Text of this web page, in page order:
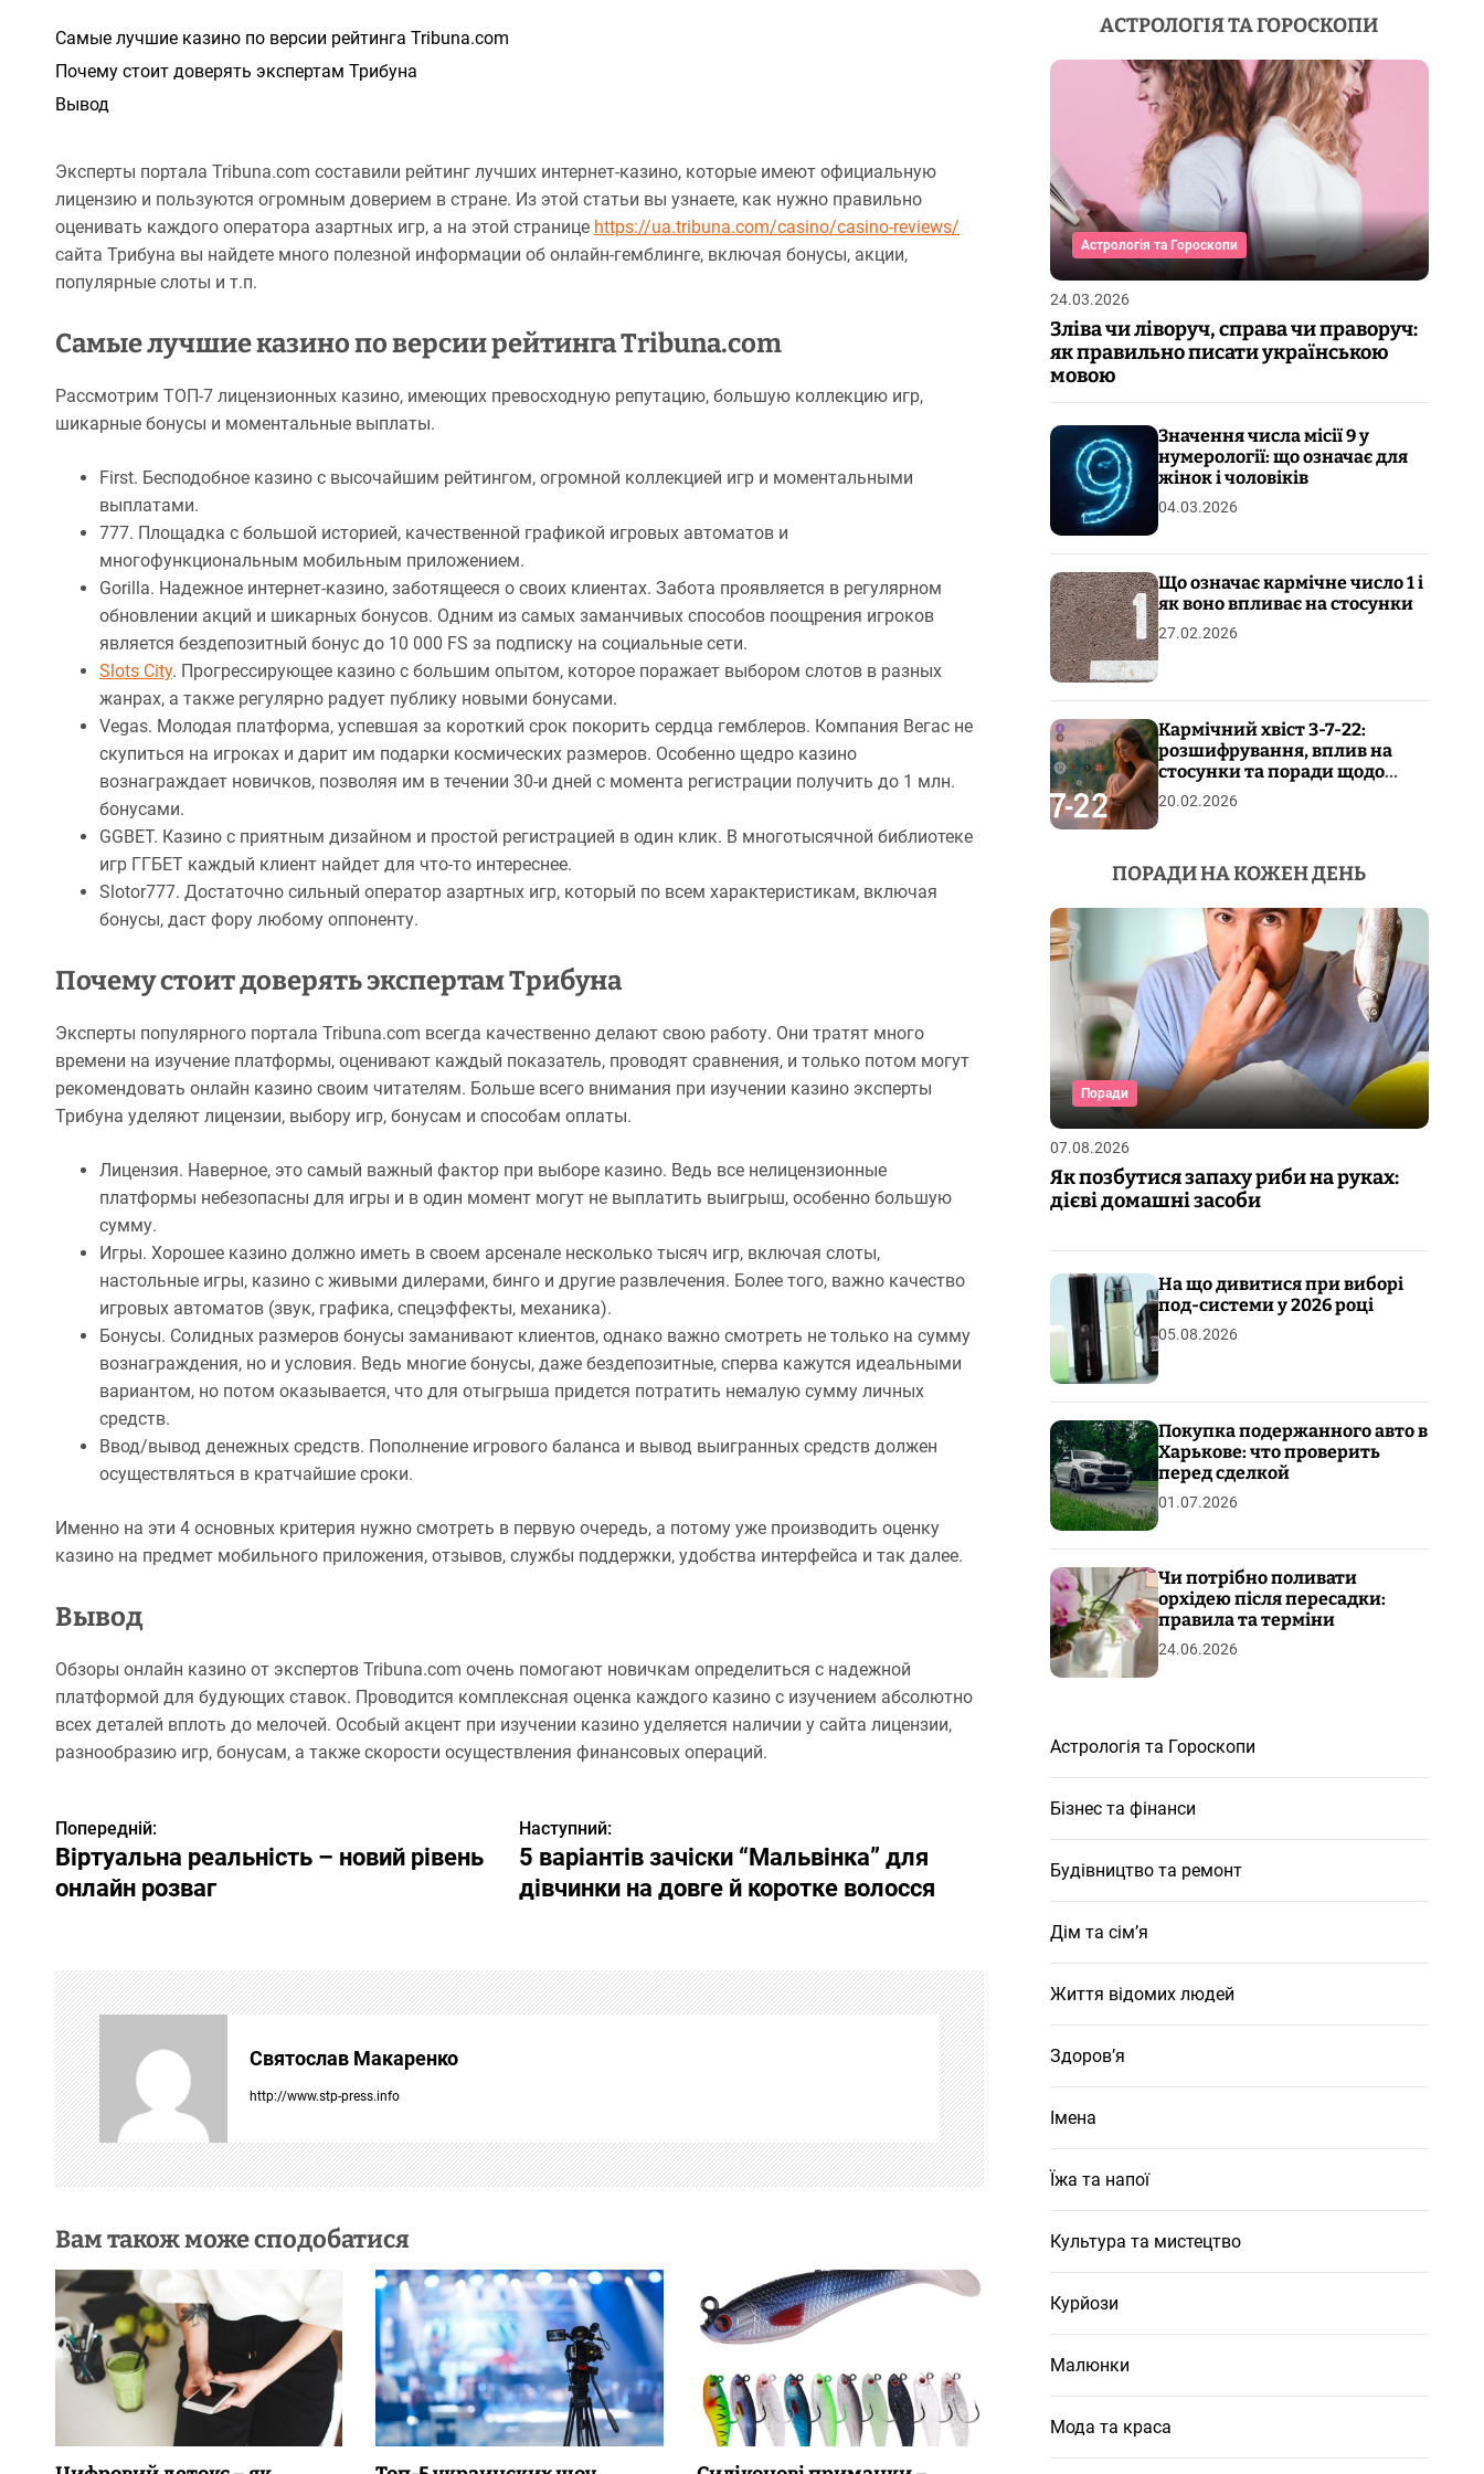
Самые лучшие казино по версии рейтинга Tribuna.com
Почему стоит доверять экспертам Трибуна
Вывод
Эксперты портала Tribuna.com составили рейтинг лучших интернет-казино, которые имеют официальную
лицензию и пользуются огромным доверием в стране. Из этой статьи вы узнаете, как нужно правильно
оценивать каждого оператора азартных игр, а на этой странице https://ua.tribuna.com/casino/casino-reviews/
сайта Трибуна вы найдете много полезной информации об онлайн-гемблинге, включая бонусы, акции,
популярные слоты и т.п.
Самые лучшие казино по версии рейтинга Tribuna.com
Рассмотрим ТОП-7 лицензионных казино, имеющих превосходную репутацию, большую коллекцию игр,
шикарные бонусы и моментальные выплаты.
First. Бесподобное казино с высочайшим рейтингом, огромной коллекцией игр и моментальными
выплатами.
777. Площадка с большой историей, качественной графикой игровых автоматов и
многофункциональным мобильным приложением.
Gorilla. Надежное интернет-казино, заботящееся о своих клиентах. Забота проявляется в регулярном
обновлении акций и шикарных бонусов. Одним из самых заманчивых способов поощрения игроков
является бездепозитный бонус до 10 000 FS за подписку на социальные сети.
Slots City. Прогрессирующее казино с большим опытом, которое поражает выбором слотов в разных
жанрах, а также регулярно радует публику новыми бонусами.
Vegas. Молодая платформа, успевшая за короткий срок покорить сердца гемблеров. Компания Вегас не
скупиться на игроках и дарит им подарки космических размеров. Особенно щедро казино
вознаграждает новичков, позволяя им в течении 30-и дней с момента регистрации получить до 1 млн.
бонусами.
GGBET. Казино с приятным дизайном и простой регистрацией в один клик. В многотысячной библиотеке
игр ГГБЕТ каждый клиент найдет для что-то интереснее.
Slotor777. Достаточно сильный оператор азартных игр, который по всем характеристикам, включая
бонусы, даст фору любому оппоненту.
Почему стоит доверять экспертам Трибуна
Эксперты популярного портала Tribuna.com всегда качественно делают свою работу. Они тратят много
времени на изучение платформы, оценивают каждый показатель, проводят сравнения, и только потом могут
рекомендовать онлайн казино своим читателям. Больше всего внимания при изучении казино эксперты
Трибуна уделяют лицензии, выбору игр, бонусам и способам оплаты.
Лицензия. Наверное, это самый важный фактор при выборе казино. Ведь все нелицензионные
платформы небезопасны для игры и в один момент могут не выплатить выигрыш, особенно большую
сумму.
Игры. Хорошее казино должно иметь в своем арсенале несколько тысяч игр, включая слоты,
настольные игры, казино с живыми дилерами, бинго и другие развлечения. Более того, важно качество
игровых автоматов (звук, графика, спецэффекты, механика).
Бонусы. Солидных размеров бонусы заманивают клиентов, однако важно смотреть не только на сумму
вознаграждения, но и условия. Ведь многие бонусы, даже бездепозитные, сперва кажутся идеальными
вариантом, но потом оказывается, что для отыгрыша придется потратить немалую сумму личных
средств.
Ввод/вывод денежных средств. Пополнение игрового баланса и вывод выигранных средств должен
осуществляться в кратчайшие сроки.
Именно на эти 4 основных критерия нужно смотреть в первую очередь, а потому уже производить оценку
казино на предмет мобильного приложения, отзывов, службы поддержки, удобства интерфейса и так далее.
Вывод
Обзоры онлайн казино от экспертов Tribuna.com очень помогают новичкам определиться с надежной
платформой для будующих ставок. Проводится комплексная оценка каждого казино с изучением абсолютно
всех деталей вплоть до мелочей. Особый акцент при изучении казино уделяется наличии у сайта лицензии,
разнообразию игр, бонусам, а также скорости осуществления финансовых операций.
Н
а
і
г
а
ц
і
з
а
п
с
Попередній:
Віртуальна реальність – новий рівень
онлайн розваг
Наступний:
5 варіантів зачіски “Мальвінка” для
дівчинки на довге й коротке волосся
Святослав Макаренко
http://www.stp-press.info
Вам також може сподобатися
АСТРОЛОГІЯ ТА ГОРОСКОПИ
Астрологія та Гороскопи
24.03.2026
Зліва чи ліворуч, справа чи праворуч:
як правильно писати українською
мовою
Значення числа місії 9 у
нумерології: що означає для
жінок і чоловіків
04.03.2026
Що означає кармічне число 1 і
як воно впливає на стосунки
27.02.2026
Кармічний хвіст 3-7-22:
розшифрування, вплив на
стосунки та поради щодо
пропрацювання
20.02.2026
ПОРАДИ НА КОЖЕН ДЕНЬ
Поради
07.08.2026
Як позбутися запаху риби на руках:
дієві домашні засоби
На що дивитися при виборі
под-системи у 2026 році
05.08.2026
Покупка подержанного авто в
Харькове: что проверить
перед сделкой
01.07.2026
Чи потрібно поливати
орхідею після пересадки:
правила та терміни
24.06.2026
Астрологія та Гороскопи
Бізнес та фінанси
Будівництво та ремонт
Дім та сім’я
Життя відомих людей
Здоров’я
Імена
Їжа та напої
Культура та мистецтво
Курйози
Малюнки
Мода та краса